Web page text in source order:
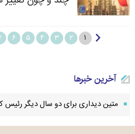
۱ ۲ ۳ ۴ ۵ ۶
آخرین خبرها
متین دیداری برای دو سال دیگر رئیس